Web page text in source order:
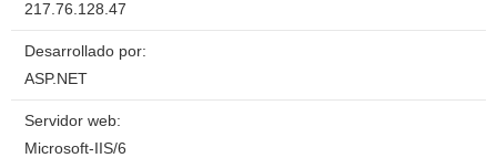
217.76.128.47
Desarrollado por:
ASP.NET
Servidor web:
Microsoft-IIS/6